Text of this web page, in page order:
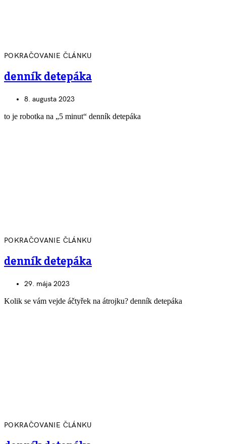
POKRAČOVANIE ČLÁNKU
denník detepáka
8. augusta 2023
to je robotka na „5 minut“ denník detepáka
POKRAČOVANIE ČLÁNKU
denník detepáka
29. mája 2023
Kolik se vám vejde áčtyřek na átrojku? denník detepáka
POKRAČOVANIE ČLÁNKU